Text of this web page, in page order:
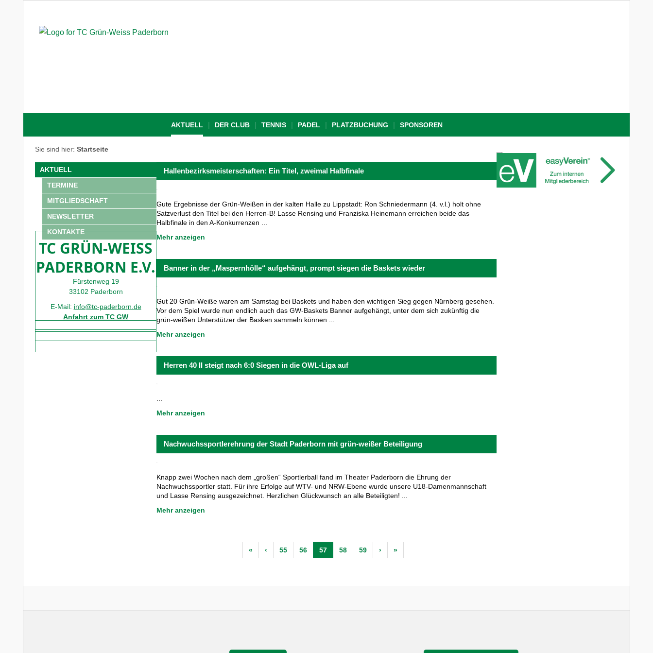
AKTUELL DER CLUB TENNIS PADEL PLATZBUCHUNG SPONSOREN
Sie sind hier: Startseite
AKTUELL
TERMINE
MITGLIEDSCHAFT
NEWSLETTER
KONTAKTE
TC GRÜN-WEISS
PADERBORN E.V.
Fürstenweg 19
33102 Paderborn
E-Mail: info@tc-paderborn.de
Anfahrt zum TC GW
Hallenbezirksmeisterschaften: Ein Titel, zweimal Halbfinale
Gute Ergebnisse der Grün-Weißen in der kalten Halle zu Lippstadt: Ron Schniedermann (4. v.l.) holt ohne
Satzverlust den Titel bei den Herren-B! Lasse Rensing und Franziska Heinemann erreichen beide das
Halbfinale in den A-Konkurrenzen ...
Mehr anzeigen
Banner in der „Maspernhölle“ aufgehängt, prompt siegen die Baskets wieder
Gut 20 Grün-Weiße waren am Samstag bei Baskets und haben den wichtigen Sieg gegen Nürnberg gesehen.
Vor dem Spiel wurde nun endlich auch das GW-Baskets Banner aufgehängt, unter dem sich zukünftig die
grün-weißen Unterstützer der Basken sammeln können ...
Mehr anzeigen
Herren 40 II steigt nach 6:0 Siegen in die OWL-Liga auf
Mehr anzeigen
Nachwuchssportlerehrung der Stadt Paderborn mit grün-weißer Beteiligung
Knapp zwei Wochen nach dem „großen“ Sportlerball fand im Theater Paderborn die Ehrung der
Nachwuchssportler statt. Für ihre Erfolge auf WTV- und NRW-Ebene wurde unsere U18-Damenmannschaft
und Lasse Rensing ausgezeichnet. Herzlichen Glückwunsch an alle Beteiligten! ...
Mehr anzeigen
« ‹ 55 56 57 58 59 › »